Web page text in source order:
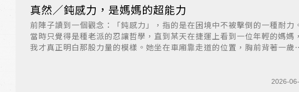
真然／鈍感力，是媽媽的超能力
前陣子讀到一個觀念：「鈍感力」，指的是在困境中不被擊倒的一種耐力
當時只覺得是種老派的忍讓哲學，直到某天在捷運上看到一位年輕的媽媽，
我才真正明白那股力量的模樣。她坐在車廂靠走道的位置，胸前背著一歲
2026-